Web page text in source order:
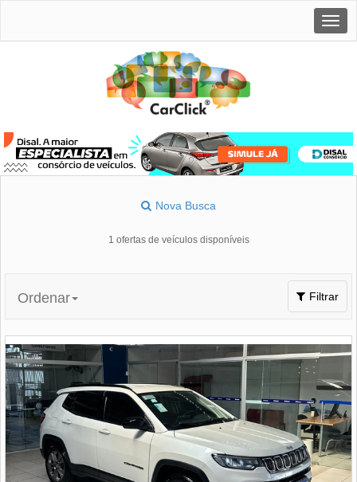
Nova Busca
1 ofertas de veículos disponíveis
Toggle
navigation
Filtrar
Ordenar